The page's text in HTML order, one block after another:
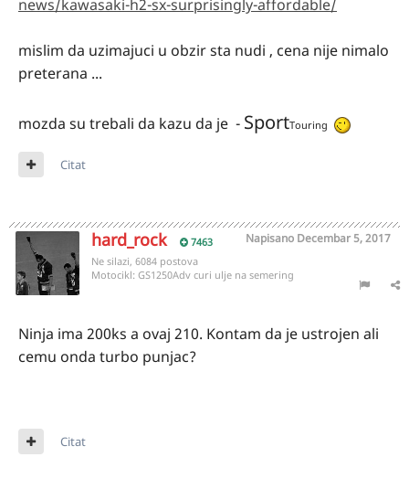
news/kawasaki-h2-sx-surprisingly-affordable/
mislim da uzimajuci u obzir sta nudi , cena nije nimalo
preterana ...
mozda su trebali da kazu da je - SportTouring
Citat
hard_rock 7463 Napisano Decembar 5, 2017
Ne silazi, 6084 postova
Motocikl: GS1250Adv curi ulje na semering
Ninja ima 200ks a ovaj 210. Kontam da je ustrojen ali
cemu onda turbo punjac?
Citat